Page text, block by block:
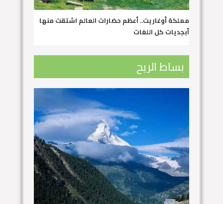
مملكة أوغاريت.. أعظم حضارات العالم اشتقت منها
أبجديات كل اللغات
بساط الريح